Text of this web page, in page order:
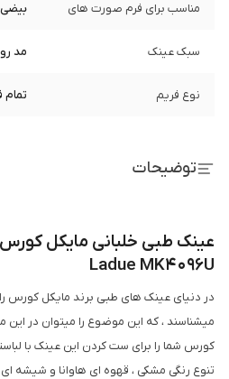
مناسب برای فرم صورت های
سبک عینک مد
نوع فریم تمام
توضیحات
Ladue MK4096U
در دنیای عینک های طبی برند مایکل
میشناسند ، که این موضوع را میتوان در
کورس شما را برای ست کردن این عینک با
تنوع رنگی مشکی ، قهوه ای هاوانا و شیشه